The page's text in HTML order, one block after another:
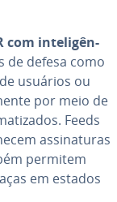
com in­te­li­gên­
de defesa como
usuários ou
por meio de
Feeds
as­si­na­tu­ras
permitem
em estados